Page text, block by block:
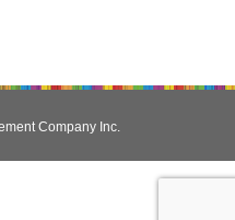
Company Inc.